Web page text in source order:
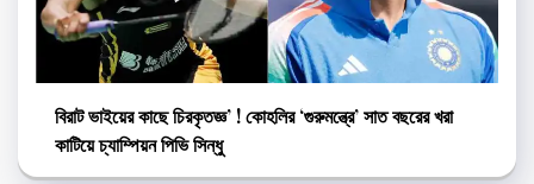
বিরাট ভাইয়ের কাছে চিরকৃতজ্ঞ’ ! কোহলির ‘গুরুমন্ত্রে’ সাত বছরের খরা
কাটিয়ে চ্যাম্পিয়ন পিভি সিন্ধু